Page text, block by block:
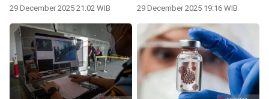
29 December 2025 21:02 WIB 29 December 2025 19:16 WIB